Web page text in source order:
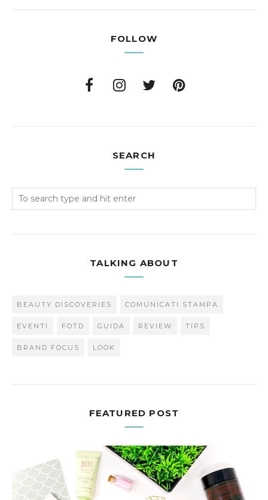
FOLLOW
SEARCH
TALKING ABOUT
BEAUTY DISCOVERIES COMUNICATI STAMPA
EVENTI FOTD GUIDA REVIEW TIPS
BRAND FOCUS LOOK
FEATURED POST